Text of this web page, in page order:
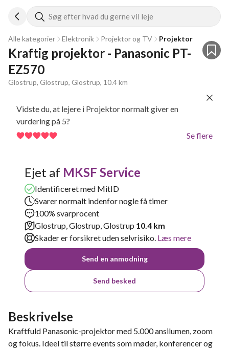
Søg efter hvad du gerne vil leje
Alle kategorier Elektronik Projektor og TV Projektor
Kraftig projektor - Panasonic PT-
EZ570
Glostrup, Glostrup, Glostrup, 10.4 km
Vidste du, at lejere i Projektor normalt giver en
vurdering på 5?
Se flere
Ejet af MKSF Service
Identificeret med MitID
Svarer normalt indenfor nogle få timer
100% svarprocent
Glostrup, Glostrup, Glostrup 10.4 km
Skader er forsikret uden selvrisiko. Læs mere
Send en anmodning
Send besked
Beskrivelse
Kraftfuld Panasonic-projektor med 5.000 ansilumen, zoom
og fokus. Ideel til større events som møder, konferencer og